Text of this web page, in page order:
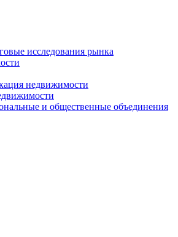
исследования рынка
недвижимости
и общественные объединения